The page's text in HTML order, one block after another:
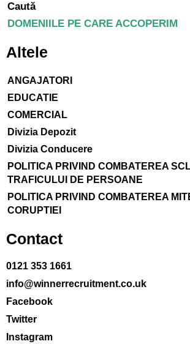
Caută
DOMENIILE PE CARE ACCOPERIM
Altele
ANGAJATORI
EDUCATIE
COMERCIAL
Divizia Depozit
Divizia Conducere
POLITICA PRIVIND COMBATEREA
TRAFICULUI DE PERSOANE
POLITICA PRIVIND COMBATEREA
CORUPTIEI
Contact
0121 353 1661
info@winnerrecruitment.co.uk
Facebook
Twitter
Instagram